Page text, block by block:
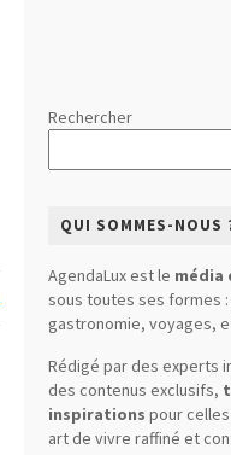
Rechercher
QUI SOMMES-NOUS
AgendaLux est le
sous toutes ses formes
gastronomie, voyages,
Rédigé par des experts
des contenus exclusifs,
inspirations pour
art de vivre raffiné et